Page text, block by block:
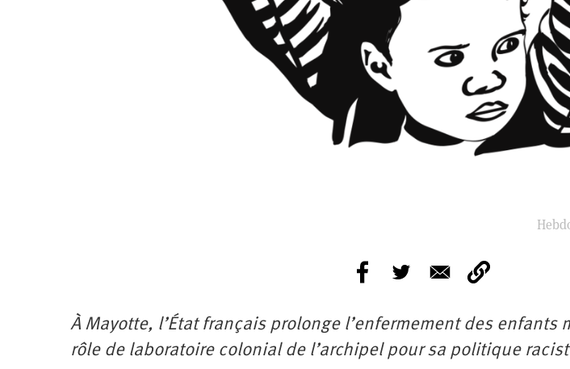
À Mayotte, l’État français prolonge l’enfermement des enfants
rôle de laboratoire colonial de l’archipel pour sa politique